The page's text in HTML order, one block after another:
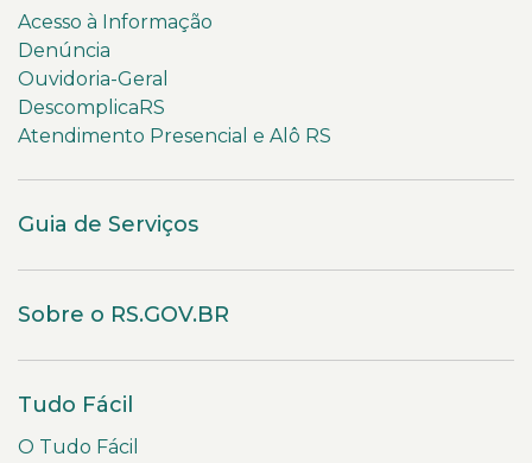
Acesso à Informação
Denúncia
Ouvidoria-Geral
DescomplicaRS
Atendimento Presencial e Alô RS
Guia de Serviços
Sobre o RS.GOV.BR
Tudo Fácil
O Tudo Fácil